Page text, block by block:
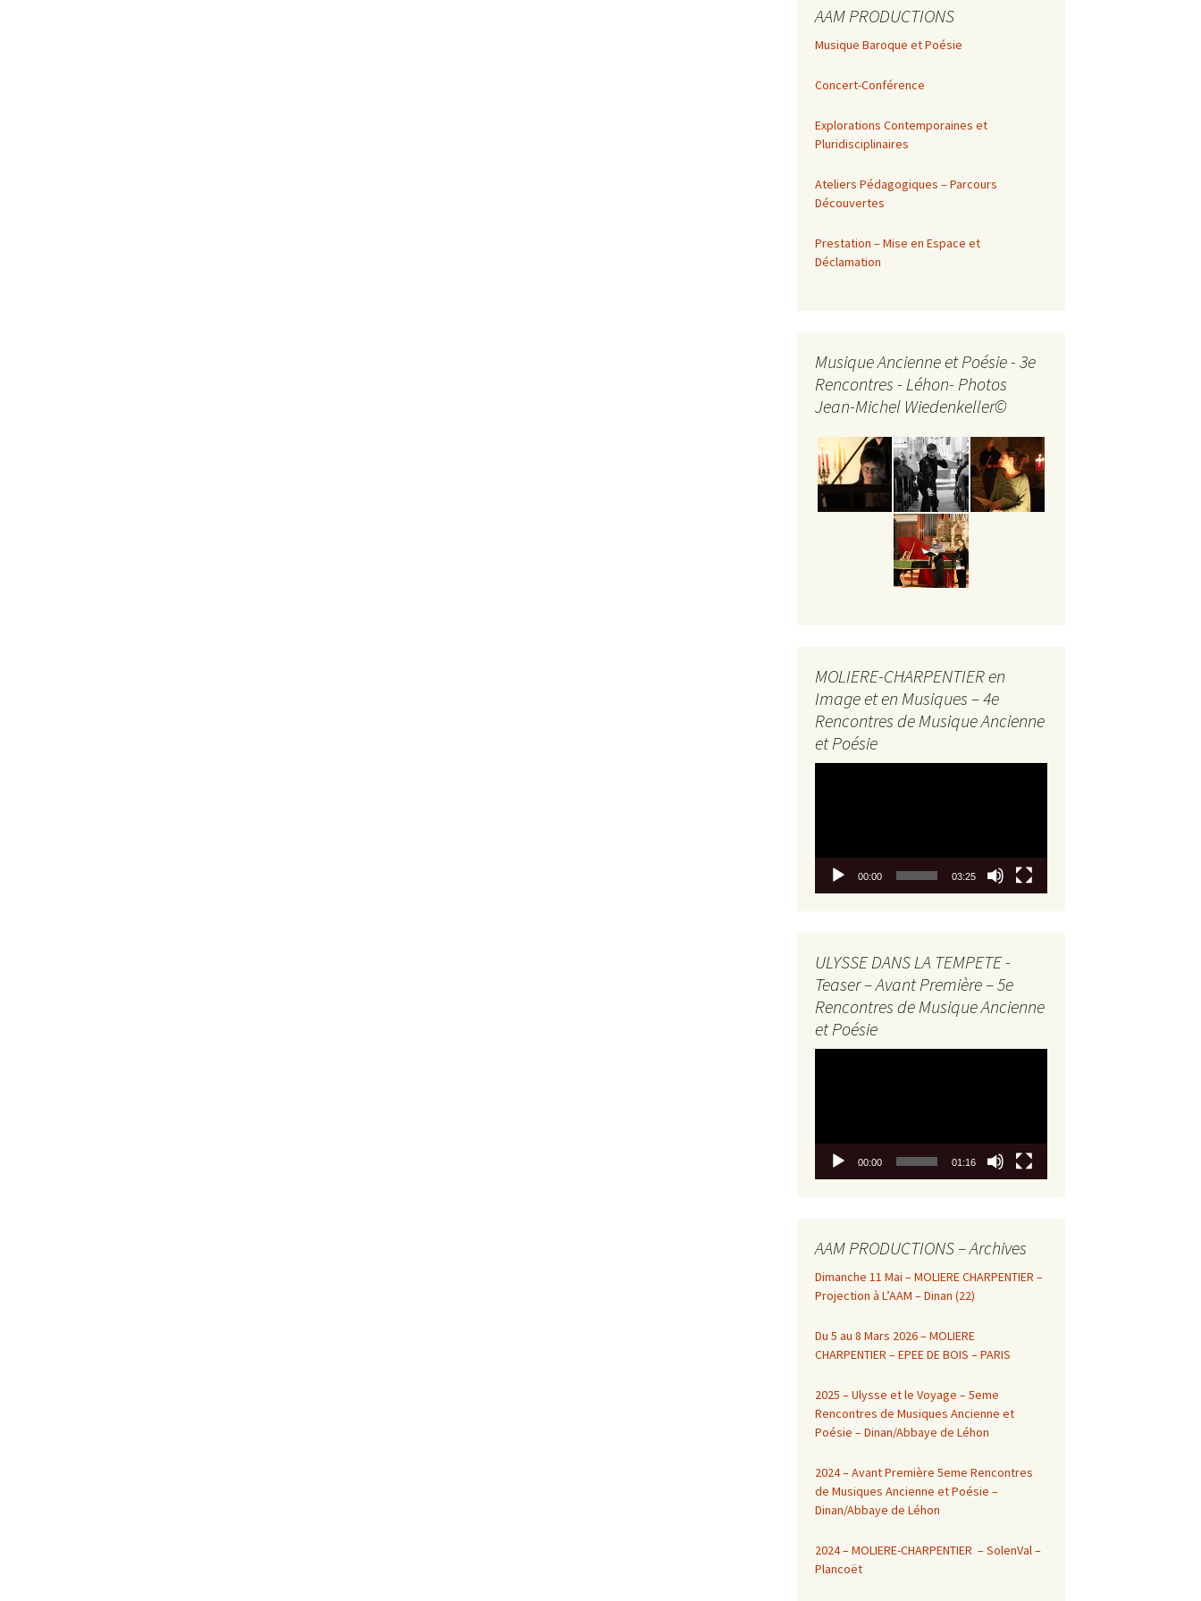
AAM PRODUCTIONS
Musique Baroque et Poésie
Concert-Conférence
Explorations Contemporaines et
Pluridisciplinaires
Ateliers Pédagogiques – Parcours
Découvertes
Prestation – Mise en Espace et
Déclamation
Musique Ancienne et Poésie - 3e
Rencontres - Léhon- Photos
Jean-Michel Wiedenkeller©
MOLIERE-CHARPENTIER en
Image et en Musiques – 4e
Rencontres de Musique Ancienne
et Poésie
00:00 03:25
ULYSSE DANS LA TEMPETE -
Teaser – Avant Première – 5e
Rencontres de Musique Ancienne
et Poésie
00:00 01:16
AAM PRODUCTIONS – Archives
Dimanche 11 Mai – MOLIERE CHARPENTIER –
Projection à L’AAM – Dinan (22)
Du 5 au 8 Mars 2026 – MOLIERE
CHARPENTIER – EPEE DE BOIS – PARIS
2025 – Ulysse et le Voyage – 5eme
Rencontres de Musiques Ancienne et
Poésie – Dinan/Abbaye de Léhon
2024 – Avant Première 5eme Rencontres
de Musiques Ancienne et Poésie –
Dinan/Abbaye de Léhon
2024 – MOLIERE-CHARPENTIER – SolenVal –
Plancoët